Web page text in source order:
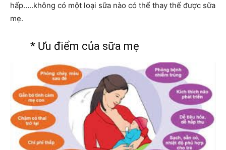
hấp…..không có một loại sữa nào có thể thay thế được sữa
mẹ.
* Ưu điểm của sữa mẹ